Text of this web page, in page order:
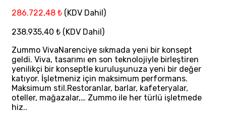
286.722,48 ₺ (KDV Dahil)
238.935,40 ₺ (KDV Dahil)
Zummo VivaNarenciye sıkmada yeni bir konsept
geldi. Viva, tasarımı en son teknolojiyle birleştiren
yenilikçi bir konseptle kuruluşunuza yeni bir değer
katıyor. İşletmeniz için maksimum performans.
Maksimum stil.Restoranlar, barlar, kafeteryalar,
oteller, mağazalar,… Zummo ile her türlü işletmede
hiz..